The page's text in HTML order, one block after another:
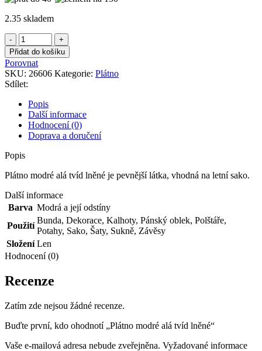
2.35 skladem
Plátno
modré
alá
tvíd
lněné
množství
Přidat do košíku
Porovnat
SKU: 26606 Kategorie: Plátno
Sdílet:
Popis
Další informace
Hodnocení (0)
Doprava a doručení
Popis
Plátno modré alá tvíd lněné je pevnější látka, vhodná na letní sako.
Další informace
Barva Modrá a její odstíny
Použití
Bunda, Dekorace, Kalhoty, Pánský oblek, Polštáře,
Potahy, Sako, Šaty, Sukně, Závěsy
Složení Len
Hodnocení (0)
Recenze
Zatím zde nejsou žádné recenze.
Buďte první, kdo ohodnotí „Plátno modré alá tvíd lněné“
Vaše e-mailová adresa nebude zveřejněna. Vyžadované informace